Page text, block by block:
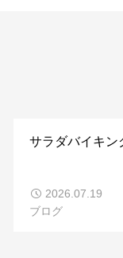
サラダバイキン
2026.07.19
ブログ